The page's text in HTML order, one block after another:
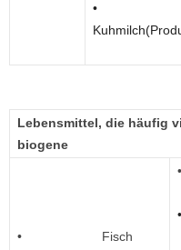
•
Lebensmittel, die häufig
biogene
• Fisch